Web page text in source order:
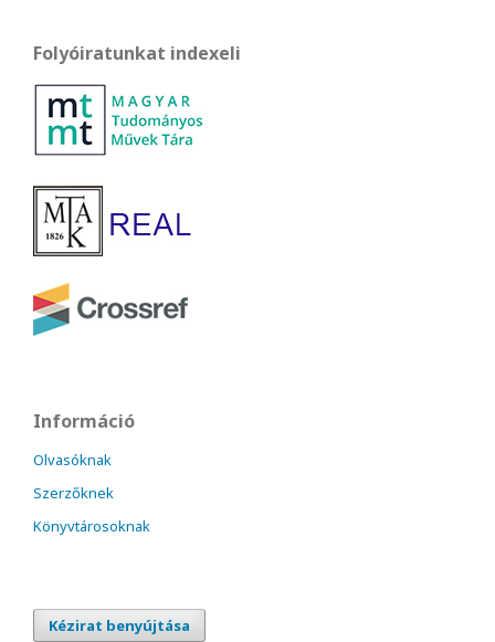
Folyóiratunkat indexeli
Információ
Olvasóknak
Szerzőknek
Könyvtárosoknak
Kézirat benyújtása